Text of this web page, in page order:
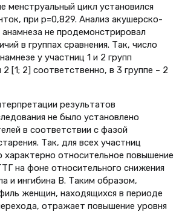
менструальный цикл установился
при р=0,829. Анализ акушерско-
анамнеза не продемонстрировал
в группах сравнения. Так, число
у участниц 1 и 2 групп
[1; 2] соответственно, в 3 группе – 2
результатов
не было установлено
в соответствии с фазой
Так, для всех участниц
характерно относительное повышение
на фоне относительного снижения
и ингибина В. Таким образом,
женщин, находящихся в периоде
отражает повышение уровня